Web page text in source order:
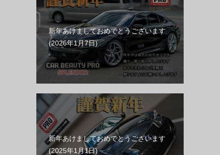
新年あけましておめでとうございます
2026年1月7日
新年あけましておめでとうございます
2025年1月1日